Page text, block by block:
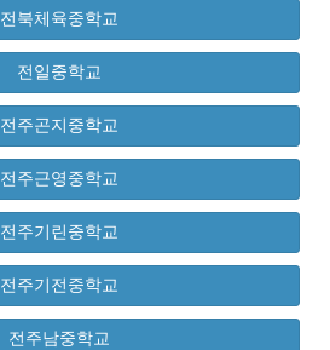
전북체육중학교
전일중학교
전주곤지중학교
전주근영중학교
전주기린중학교
전주기전중학교
전주남중학교